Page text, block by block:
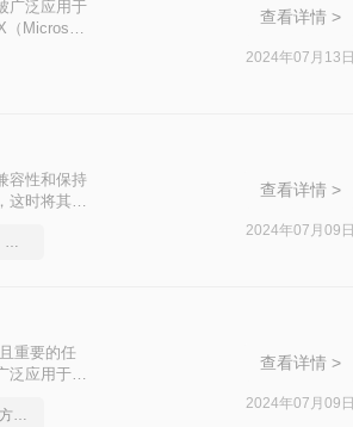
广泛应用于
（Microsoft
式。
查看详情 >
2024年07月13日
容性和保持
这时将其转
一分钟搞定PDF转Word，这2种简单方法，任意选择
查看详情 >
2024年07月09日
重要的任
泛应用于文
有效方
如何免费pdf转word-这个方法超简单的
查看详情 >
2024年07月09日